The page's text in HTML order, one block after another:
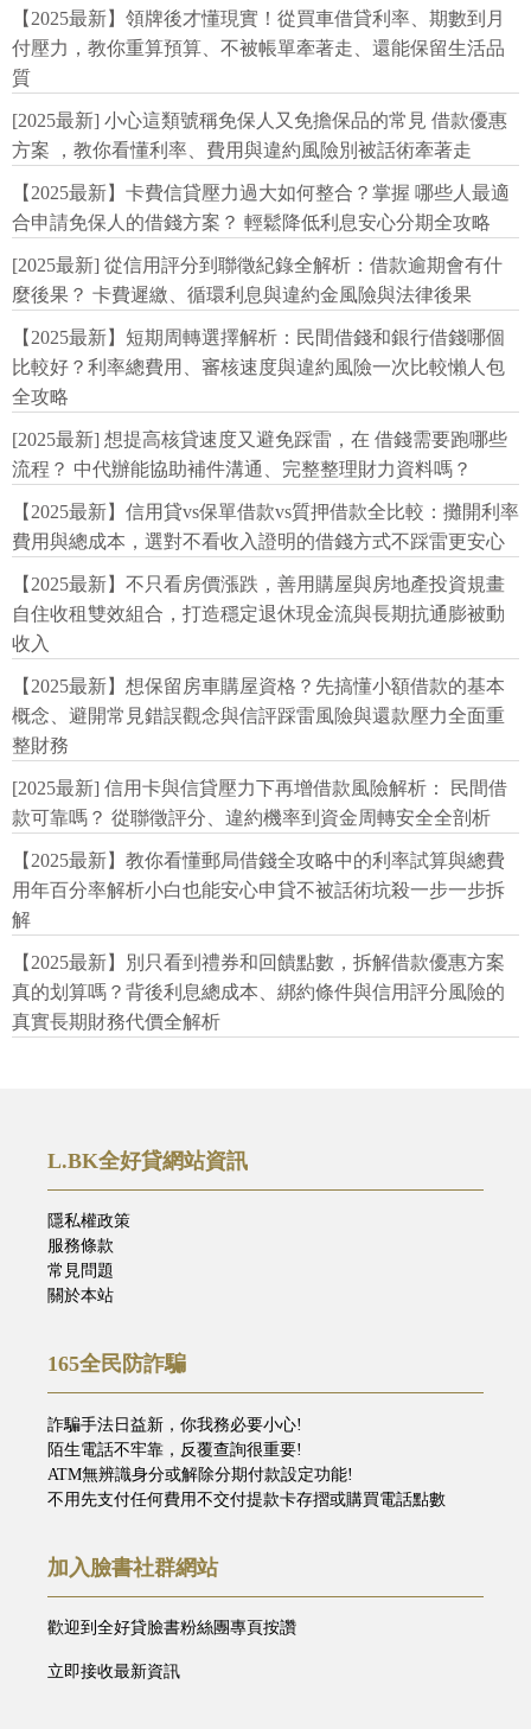
【2025最新】領牌後才懂現實！從買車借貸利率、期數到月
付壓力，教你重算預算、不被帳單牽著走、還能保留生活品
質
[2025最新] 小心這類號稱免保人又免擔保品的常見 借款優惠
方案 ，教你看懂利率、費用與違約風險別被話術牽著走
【2025最新】卡費信貸壓力過大如何整合？掌握 哪些人最適
合申請免保人的借錢方案？ 輕鬆降低利息安心分期全攻略
[2025最新] 從信用評分到聯徵紀錄全解析：借款逾期會有什
麼後果？ 卡費遲繳、循環利息與違約金風險與法律後果
【2025最新】短期周轉選擇解析：民間借錢和銀行借錢哪個
比較好？利率總費用、審核速度與違約風險一次比較懶人包
全攻略
[2025最新] 想提高核貸速度又避免踩雷，在 借錢需要跑哪些
流程？ 中代辦能協助補件溝通、完整整理財力資料嗎？
【2025最新】信用貸vs保單借款vs質押借款全比較：攤開利率
費用與總成本，選對不看收入證明的借錢方式不踩雷更安心
【2025最新】不只看房價漲跌，善用購屋與房地產投資規畫
自住收租雙效組合，打造穩定退休現金流與長期抗通膨被動
收入
【2025最新】想保留房車購屋資格？先搞懂小額借款的基本
概念、避開常見錯誤觀念與信評踩雷風險與還款壓力全面重
整財務
[2025最新] 信用卡與信貸壓力下再增借款風險解析： 民間借
款可靠嗎？ 從聯徵評分、違約機率到資金周轉安全全剖析
【2025最新】教你看懂郵局借錢全攻略中的利率試算與總費
用年百分率解析小白也能安心申貸不被話術坑殺一步一步拆
解
【2025最新】別只看到禮券和回饋點數，拆解借款優惠方案
真的划算嗎？背後利息總成本、綁約條件與信用評分風險的
真實長期財務代價全解析
L.BK全好貸網站資訊
隱私權政策
服務條款
常見問題
關於本站
165全民防詐騙
詐騙手法日益新，你我務必要小心!
陌生電話不牢靠，反覆查詢很重要!
ATM無辨識身分或解除分期付款設定功能!
不用先支付任何費用不交付提款卡存摺或購買電話點數
加入臉書社群網站
歡迎到全好貸臉書粉絲團專頁按讚
立即接收最新資訊